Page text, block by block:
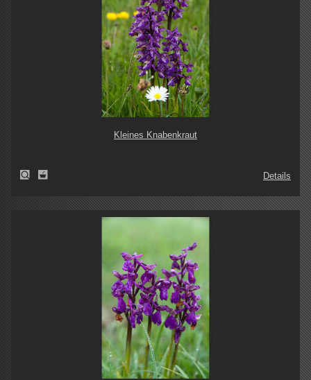
Kleines Knabenkraut
Details